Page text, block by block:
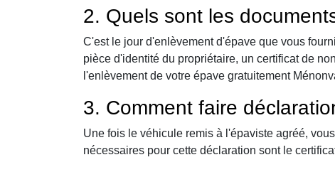
2. Quels sont les
C'est le jour d'enlèvement d'épave que vous
pièce d'identité du propriétaire, un certificat de
l'enlèvement de votre épave gratuitement
3. Comment faire
Une fois le véhicule remis à l'épaviste agréé,
nécessaires pour cette déclaration sont le